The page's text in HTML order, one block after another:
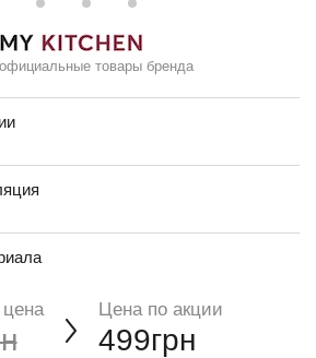
товары бренда
Цена по акции
499грн